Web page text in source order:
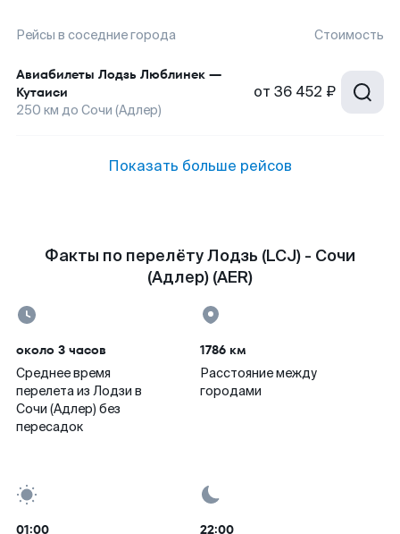
Рейсы в соседние города Стоимость
Авиабилеты Лодзь Люблинек —
Кутаиси
250 км до Сочи (Адлер)
от 36 452 ₽
Показать больше рейсов
Факты по перелёту Лодзь (LCJ) - Сочи
(Адлер) (AER)
около 3 часов
Среднее время
перелета из Лодзи в
Сочи (Адлер) без
пересадок
1786 км
Расстояние между
городами
01:00 22:00